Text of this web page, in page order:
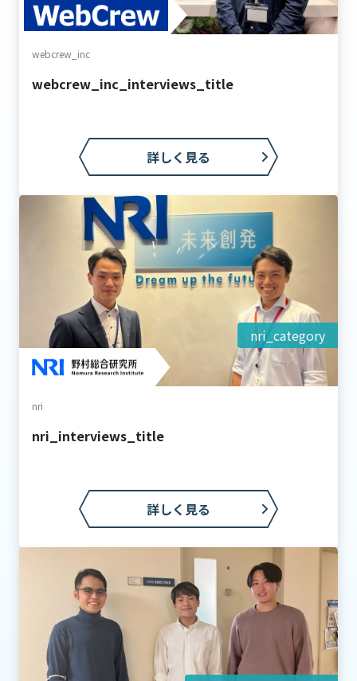
webcrew_inc
webcrew_inc_interviews_title
詳しく見る
nri_category
nri
nri_interviews_title
詳しく見る